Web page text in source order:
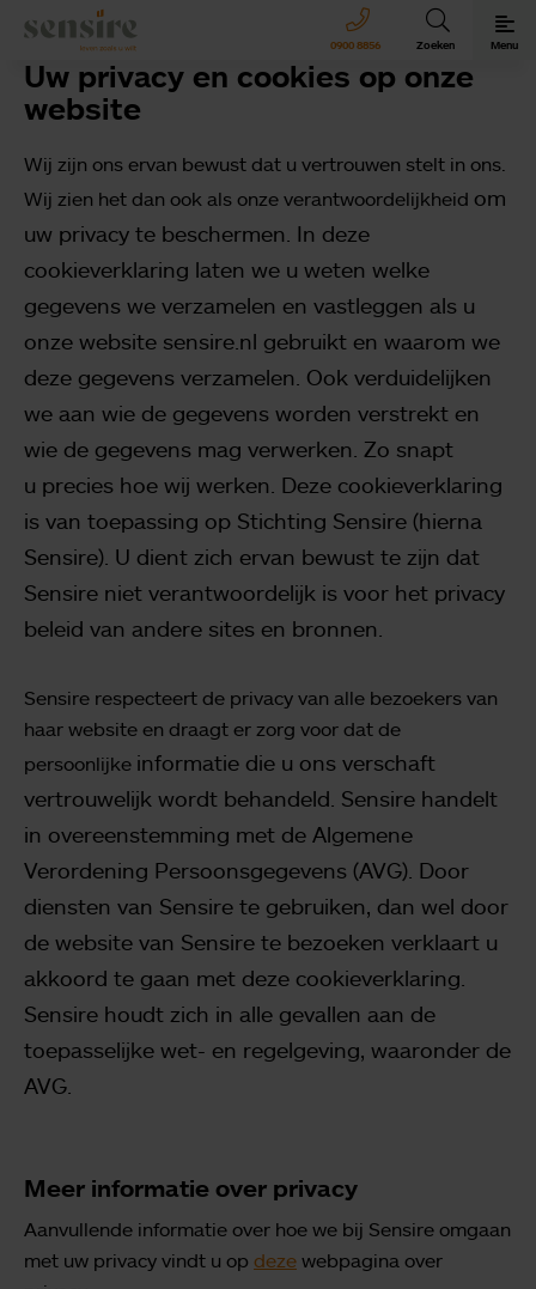
Sensire logo
0900 8856 Zoeken Menu
Sensire bij u thuis
Revalideren met Sensire
Wonen en zorg met Sensire
Meer over Sensire
Uw privacy en cookies op onze
website
Wij zijn ons ervan bewust dat u vertrouwen stelt in ons.
Wij zien het dan ook als onze verantwoordelijkheid om
uw privacy te beschermen. In deze
cookieverklaring laten we u weten welke
gegevens we verzamelen en vastleggen als u
onze website sensire.nl gebruikt en waarom we
deze gegevens verzamelen. Ook verduidelijken
we aan wie de gegevens worden verstrekt en
wie de gegevens mag verwerken. Zo snapt
u precies hoe wij werken. Deze cookieverklaring
is van toepassing op Stichting Sensire (hierna
Sensire). U dient zich ervan bewust te zijn dat
Sensire niet verantwoordelijk is voor het privacy
beleid van andere sites en bronnen.
Sensire respecteert de privacy van alle bezoekers van
haar website en draagt er zorg voor dat de
persoonlijke informatie die u ons verschaft
vertrouwelijk wordt behandeld. Sensire handelt
in overeenstemming met de Algemene
Verordening Persoonsgegevens (AVG). Door
diensten van Sensire te gebruiken, dan wel door
de website van Sensire te bezoeken verklaart u
akkoord te gaan met deze cookieverklaring.
Sensire houdt zich in alle gevallen aan de
toepasselijke wet- en regelgeving, waaronder de
AVG.
Meer informatie over privacy
Aanvullende informatie over hoe we bij Sensire omgaan
met uw privacy vindt u op deze webpagina over